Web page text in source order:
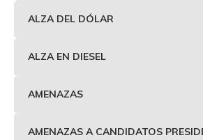
ALZA DEL DÓLAR
ALZA EN DIESEL
AMENAZAS
AMENAZAS A CANDIDATOS